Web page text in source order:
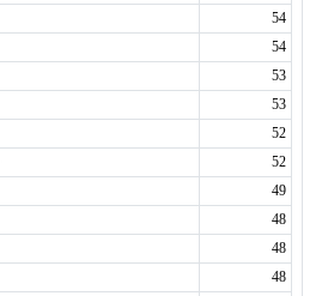
54
54
53
53
52
52
49
48
48
48